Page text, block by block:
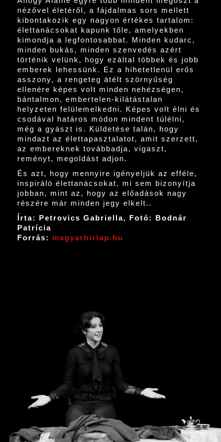
nézővel életéről, a fájdalmas sors mellett
kibontakozik egy nagyon értékes tartalom:
élettanácsokat kapunk tőle, amelyekben
kimondja a legfontosabbat. Minden kudarc,
minden bukás, minden szenvedés azért
történik velünk, hogy ezáltal többek és jobb
emberek lehessünk. Ez a hihetetlenül erős
asszony, a rengeteg átélt szörnyűség
ellenére képes volt minden nehézségen,
bántalmon, embertelen-kilátástalan
helyzeten felülemelkedni. Képes volt élni és
csodával határos módon mindent túlélni,
még a gyászt is. Küldetése talán, hogy
mindazt az élettapasztalatot, amit szerzett,
az embereknek továbbadja, vigaszt,
reményt, megoldást adjon.
És azt, hogy mennyire igényeljük az efféle,
inspiráló élettanácsokat, mi sem bizonyítja
jobban, mint az, hogy az előadások nagy
részére már minden jegy elkelt..
Írta: Petrovics Gabriella, Fotó: Bodnár
Patrícia
Forrás: magyarhirlap.hu